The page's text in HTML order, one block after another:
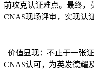
前攻克认证难点。最终，
CNAS现场评审，实现认
价值显现：不止于一张
CNAS认可，为英发德耀